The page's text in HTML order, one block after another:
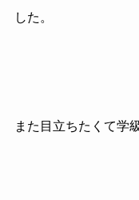
した。
また目立ちたくて学